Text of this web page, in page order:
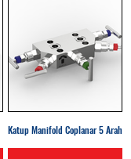
Katup Manifold Coplanar 5 Arah